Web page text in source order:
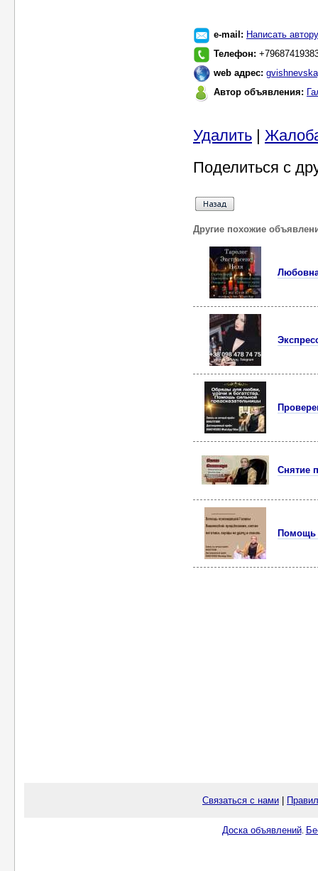
e-mail: Написать автору
Телефон:
web адрес:
Автор объявления:
Удалить |
Поделиться с
Другие похожие
Снятие
Помощь
Связаться с нами
Доска объявлений.